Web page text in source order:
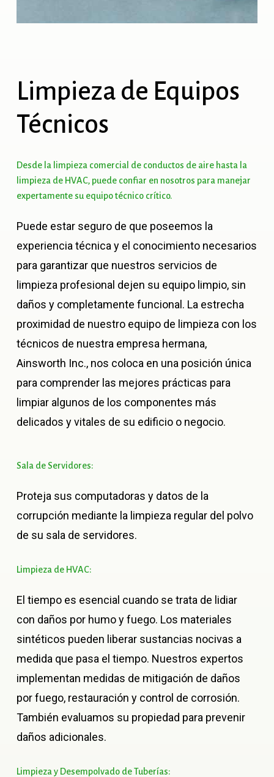
Limpieza de Equipos
Técnicos
Desde la limpieza comercial de conductos de aire hasta la
limpieza de HVAC, puede confiar en nosotros para manejar
expertamentesu equipotécnico crítico.
Puede estar seguro de que poseemos la
experiencia técnica y el conocimiento necesarios
para garantizar que nuestros servicios de
limpieza profesional dejen su equipo limpio, sin
daños y completamente funcional. La estrecha
proximidad de nuestro equipo de limpieza con los
técnicos de nuestra empresa hermana,
Ainsworth Inc., nos coloca en una posición única
para comprender las mejores prácticas para
limpiar algunos de los componentes más
delicados y vitales de su edificio o negocio.
Sala deServidores:
Proteja sus computadoras y datos de la
corrupción mediante la limpieza regular del polvo
de su sala de servidores.
Limpieza de HVAC:
El tiempo es esencial cuando se trata de lidiar
con daños por humo y fuego. Los materiales
sintéticos pueden liberar sustancias nocivas a
medida que pasa el tiempo. Nuestros expertos
implementan medidas de mitigación de daños
por fuego, restauración y control de corrosión.
También evaluamos su propiedad para prevenir
daños adicionales.
Limpiezay Desempolvado deTuberías: